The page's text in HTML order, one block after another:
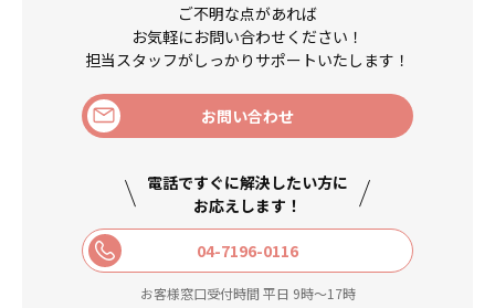
ご不明な点があれば
お気軽にお問い合わせください！
担当スタッフがしっかりサポートいたします！
お問い合わせ
電話ですぐに解決したい方に
お応えします！
04-7196-0116
お客様窓口受付時間 平日 9時〜17時